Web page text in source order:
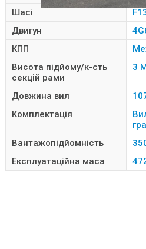
Шасі
Двигун
КПП
Висота підйому/к-сть
секцій рами
3
Довжина вил
Комплектація
Вантажопідйомність
Експлуатаційна маса